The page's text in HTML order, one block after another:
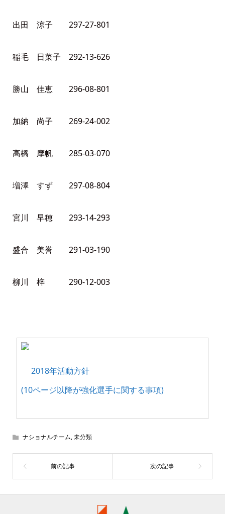
出田 涼子 297-27-801
稲毛 日菜子 292-13-626
勝山 佳恵 296-08-801
加納 尚子 269-24-002
高橋 摩帆 285-03-070
増澤 すず 297-08-804
宮川 早穂 293-14-293
盛合 美誉 291-03-190
柳川 梓 290-12-003
2018年活動方針
(10ページ以降が強化選手に関する事項)
ナショナルチーム,未分類